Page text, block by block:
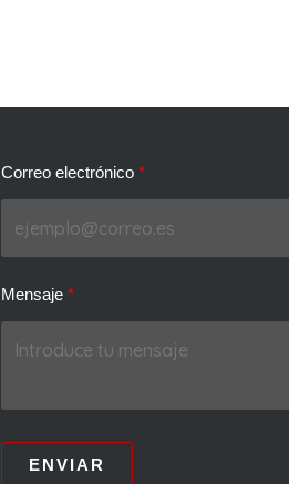
Correo electrónico
Mensaje
ENVIAR